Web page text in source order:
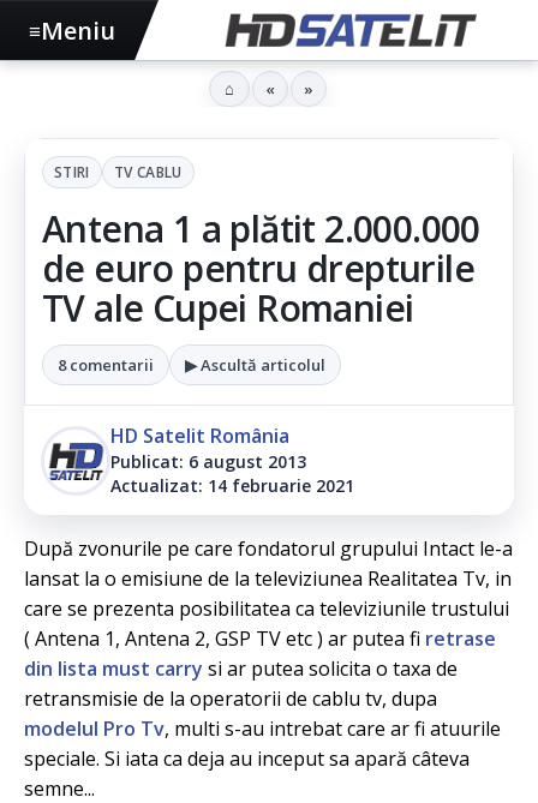
STIRI TV CABLU
Antena 1 a plătit 2.000.000
de euro pentru drepturile
TV ale Cupei Romaniei
8 comentarii ▶ Ascultă articolul
HD Satelit România
Publicat: 6 august 2013
Actualizat: 14 februarie 2021
După zvonurile pe care fondatorul grupului Intact le-a
lansat la o emisiune de la televiziunea Realitatea Tv, in
care se prezenta posibilitatea ca televiziunile trustului
( Antena 1, Antena 2, GSP TV etc ) ar putea fi retrase
din lista must carry si ar putea solicita o taxa de
retransmisie de la operatorii de cablu tv, dupa
modelul Pro Tv, multi s-au intrebat care ar fi atuurile
speciale. Si iata ca deja au inceput sa apară câteva
semne...
≡Meniu
⌂ « »